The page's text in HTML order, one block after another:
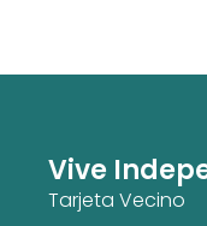
Vive
Tarjeta Vecino